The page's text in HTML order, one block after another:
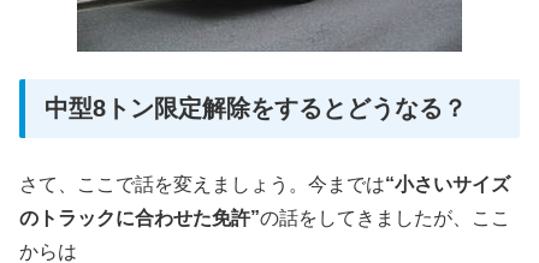
中型8トン限定解除をするとどうなる？
さて、ここで話を変えましょう。今までは“小さいサイズ
のトラックに合わせた免許”の話をしてきましたが、ここ
からは